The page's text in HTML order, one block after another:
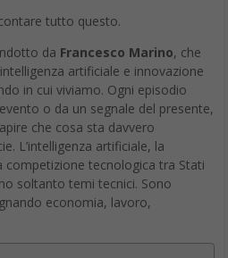
tutto questo.
da Francesco Marino, che
artificiale e innovazione
in cui viviamo. Ogni episodio
o da un segnale del presente,
che cosa sta davvero
L’intelligenza artificiale, la
competizione tecnologica tra Stati
soltanto temi tecnici. Sono
economia, lavoro,